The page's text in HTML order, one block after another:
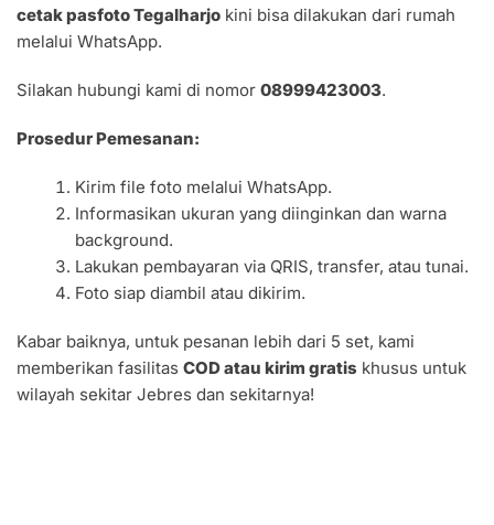
cetak pasfoto Tegalharjo kini bisa dilakukan dari rumah
melalui WhatsApp.
Silakan hubungi kami di nomor 08999423003.
Prosedur Pemesanan:
Kirim file foto melalui WhatsApp.
Informasikan ukuran yang diinginkan dan warna
background.
Lakukan pembayaran via QRIS, transfer, atau tunai.
Foto siap diambil atau dikirim.
Kabar baiknya, untuk pesanan lebih dari 5 set, kami
memberikan fasilitas COD atau kirim gratis khusus untuk
wilayah sekitar Jebres dan sekitarnya!